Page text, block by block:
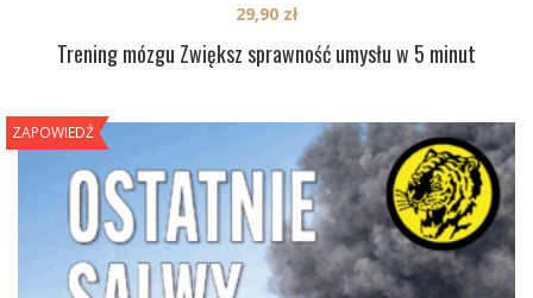
Trening mózgu Zwiększ sprawność umysłu w 5 minut
29,90 zł
ZAPOWIEDŹ